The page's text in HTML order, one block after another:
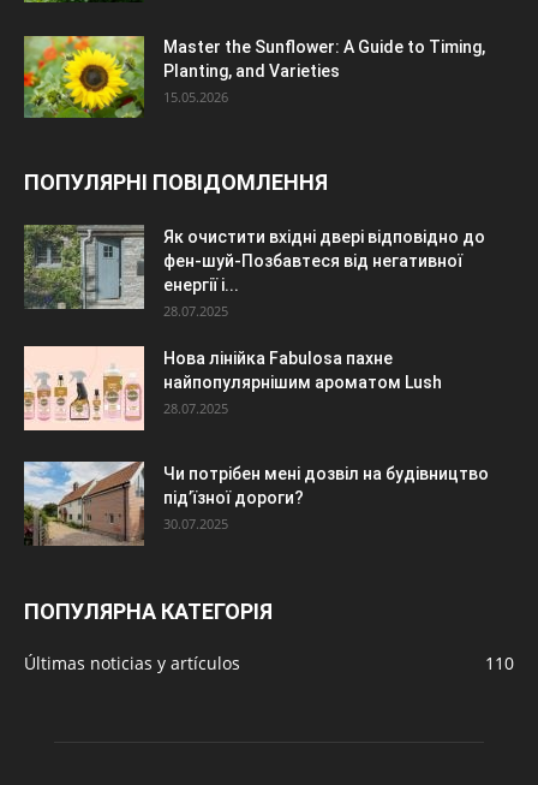
Master the Sunflower: A Guide to Timing,
Planting, and Varieties
15.05.2026
ПОПУЛЯРНІ ПОВІДОМЛЕННЯ
Як очистити вхідні двері відповідно до
фен-шуй-Позбавтеся від негативної
енергії і...
28.07.2025
Нова лінійка Fabulosa пахне
найпопулярнішим ароматом Lush
28.07.2025
Чи потрібен мені дозвіл на будівництво
під’їзної дороги?
30.07.2025
ПОПУЛЯРНА КАТЕГОРІЯ
Últimas noticias y artículos 110